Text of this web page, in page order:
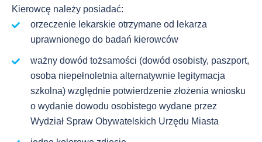
Kierowcę należy posiadać:
orzeczenie lekarskie otrzymane od lekarza
uprawnionego do badań kierowców
ważny dowód tożsamości (dowód osobisty, paszport,
osoba niepełnoletnia alternatywnie legitymacja
szkolna) względnie potwierdzenie złożenia wniosku
o wydanie dowodu osobistego wydane przez
Wydział Spraw Obywatelskich Urzędu Miasta